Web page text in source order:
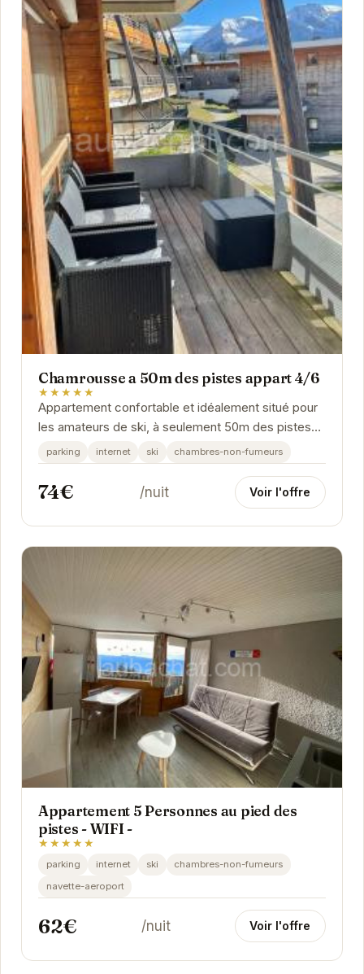
Chamrousse a 50m des pistes appart 4/6
★★★★★
Appartement confortable et idéalement situé pour
les amateurs de ski, à seulement 50m des pistes
de Chamrousse. Profitez d'un séjour au cœur
des...
parking internet ski chambres-non-fumeurs
74€ /nuit Voir l'offre
Appartement 5 Personnes au pied des
pistes - WIFI -
★★★★★
parking internet ski
chambres-non-fumeurs
navette-aeroport
62€ /nuit Voir l'offre